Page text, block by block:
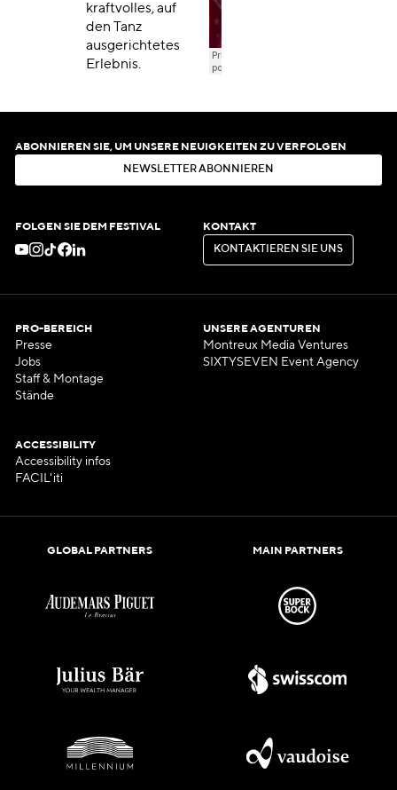
kraftvolles, auf
den Tanz
ausgerichtetes
Erlebnis.
ABONNIEREN SIE, UM UNSERE NEUIGKEITEN ZU VERFOLGEN
N EWSLET ERABON N EREN
FOLGEN SIE DEM FESTIVAL KONTAKT
KON AKT EREN SI E UN S
KONTAKTIERENSIEUNS
PRO-BEREICH
Presse
Jobs
Staff & Montage
Stände
UNSERE AGENTUREN
Montreux Media Ventures
SIXTYSEVEN Event Agency
ACCESSIBILITY
Accessibility infos
FACIL'iti
GLOBAL PARTNERS MAIN PARTNERS